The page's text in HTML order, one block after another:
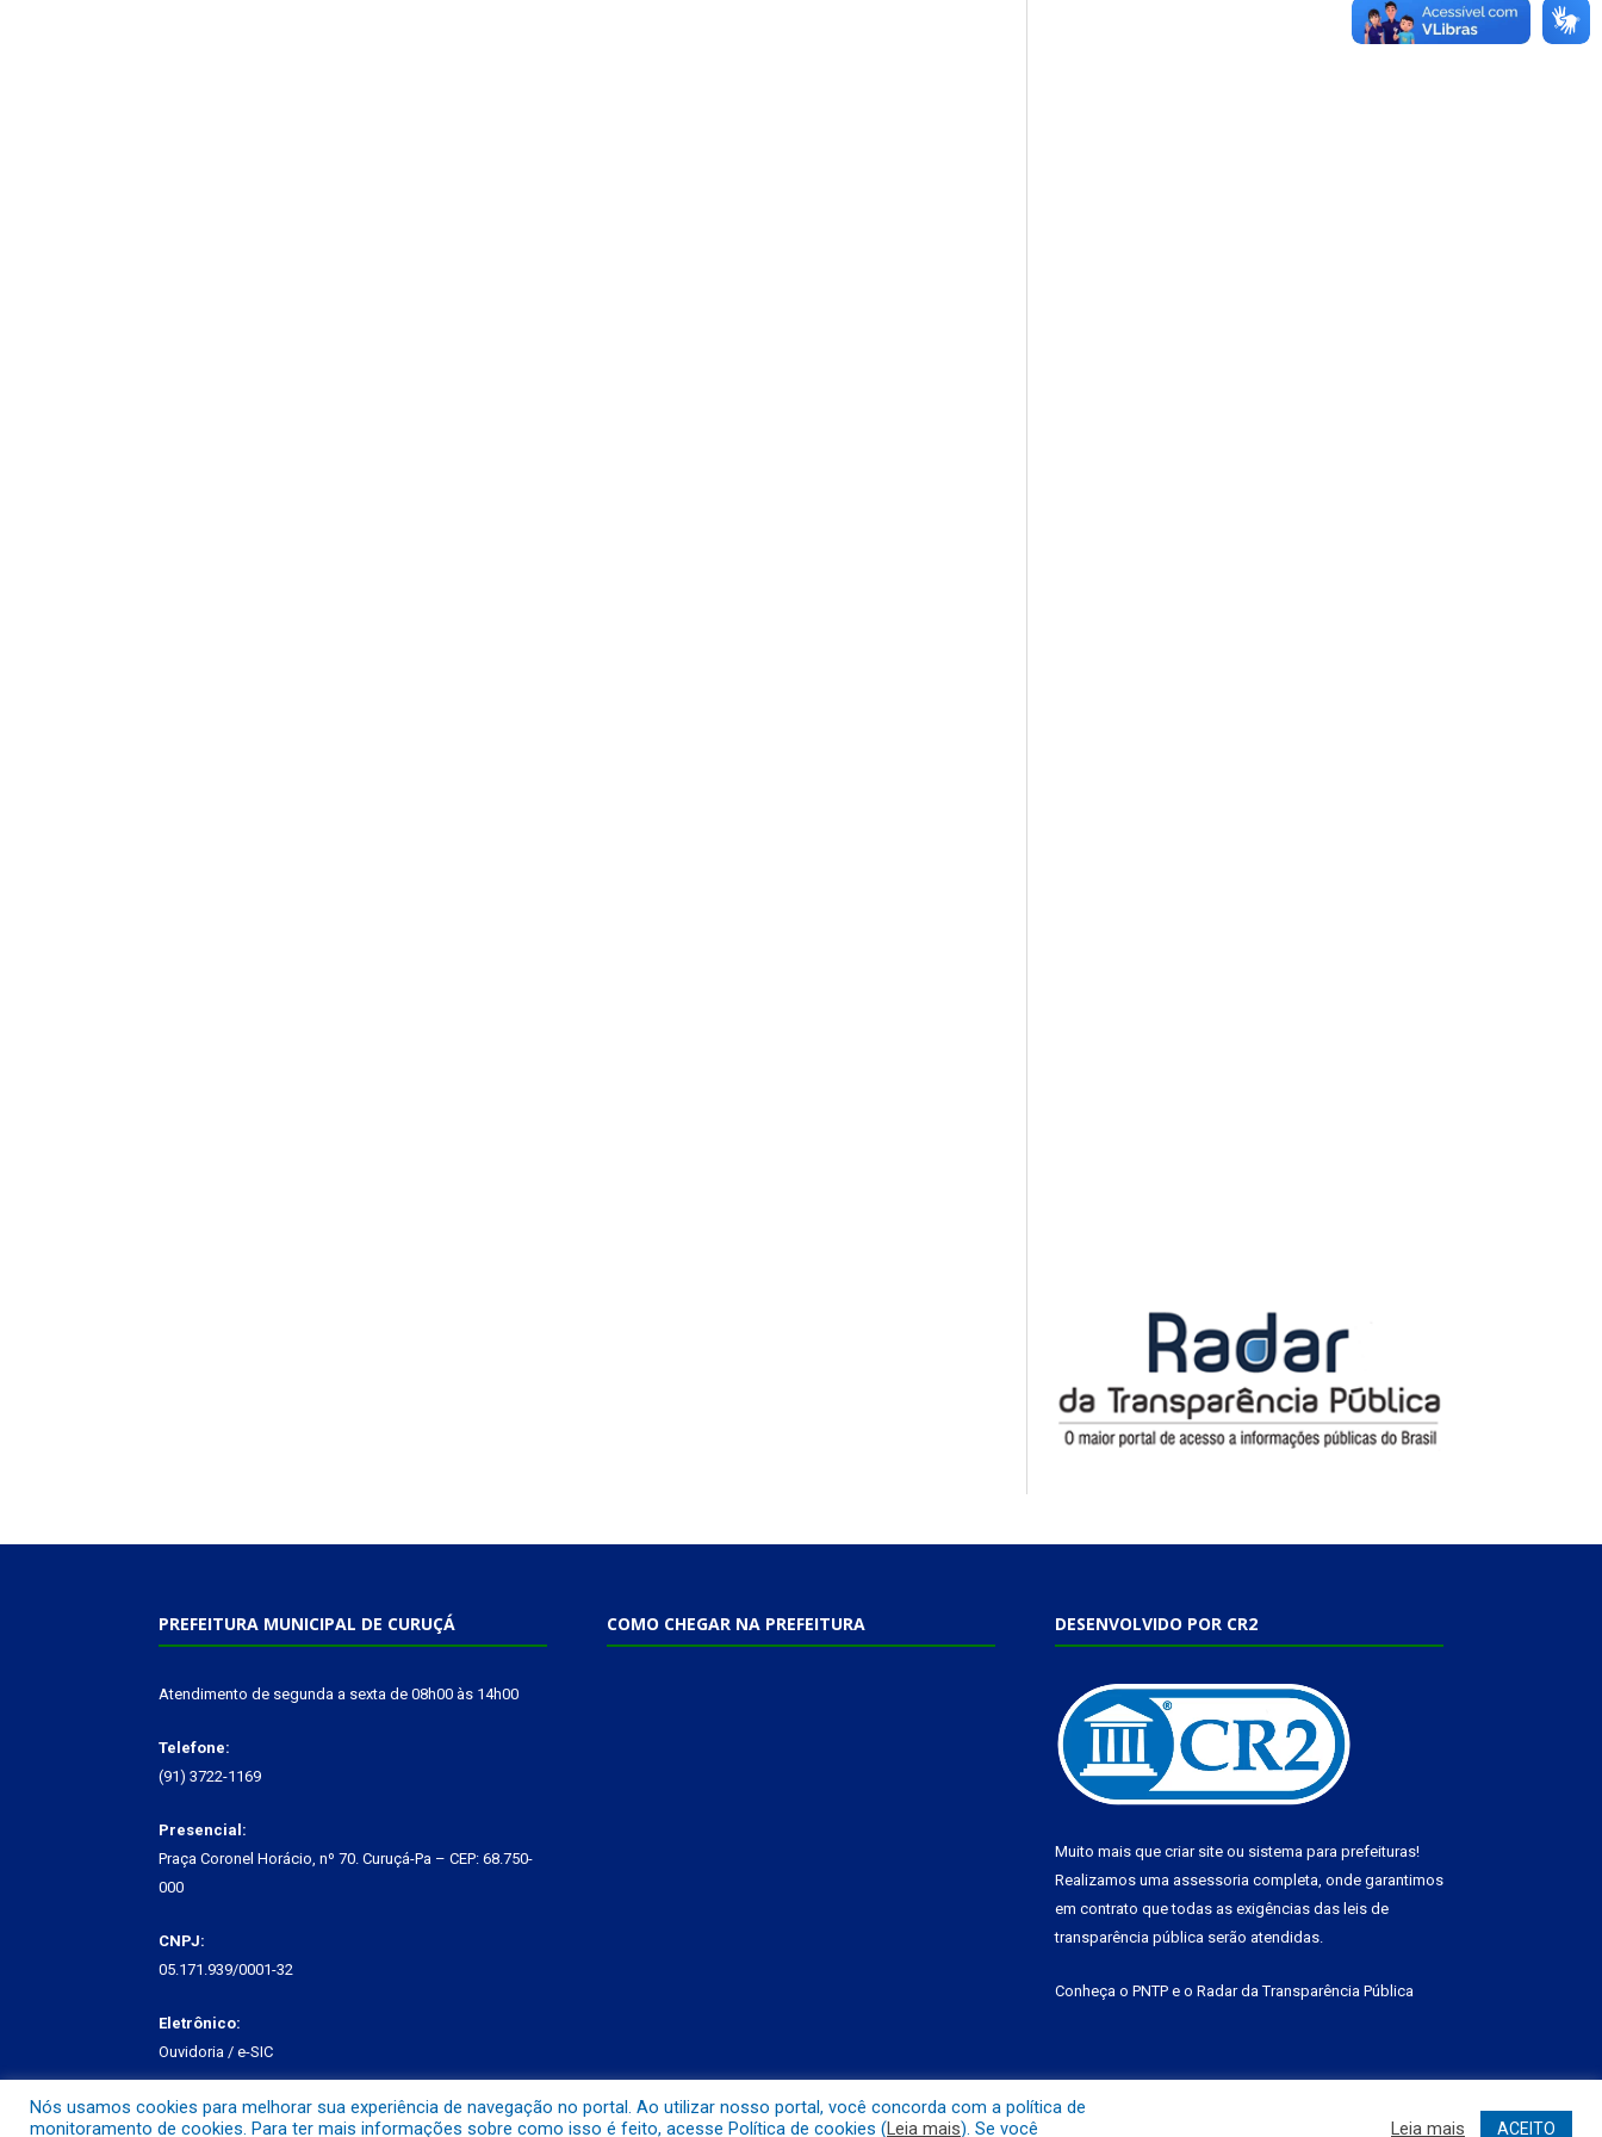
PREFEITURA MUNICIPAL DE CURUÇÁ
Atendimento de segunda a sexta de 08h00 às 14h00
Telefone:
(91) 3722-1169
Presencial:
Praça Coronel Horácio, nº 70. Curuçá-Pa – CEP: 68.750-
000
CNPJ:
05.171.939/0001-32
Eletrônico:
Ouvidoria / e-SIC
COMO CHEGAR NA PREFEITURA DESENVOLVIDO POR CR2
Muito mais que criar site ou sistema para prefeituras!
Realizamos uma assessoria completa, onde garantimos
em contrato que todas as exigências das leis de
transparência pública serão atendidas.
Conheça o PNTP e o Radar da Transparência Pública
Nós usamos cookies para melhorar sua experiência de navegação no portal. Ao utilizar nosso portal, você concorda com a política de
monitoramento de cookies. Para ter mais informações sobre como isso é feito, acesse Política de cookies (Leia mais). Se você Leia mais ACEITO